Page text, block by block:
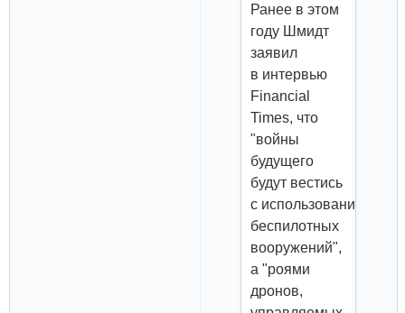
Ранее в этом
году Шмидт
заявил
в интервью
Financial
Times, что
"войны
будущего
будут вестись
с использованием
беспилотных
вооружений",
а "роями
дронов,